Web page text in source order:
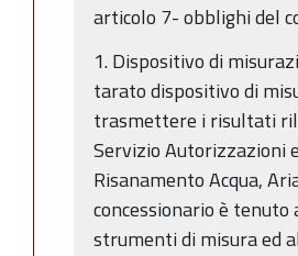
articolo 7- obblighi del
1. Dispositivo di
tarato dispositivo di
trasmettere i risultati
Servizio Autorizzazioni
Risanamento Acqua,
concessionario è
strumenti di misura ed